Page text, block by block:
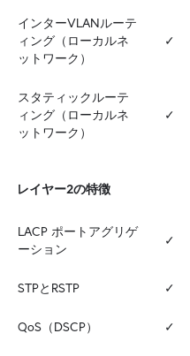
インターVLANルーテ
ィング（ローカルネ
ットワーク）
✓
スタティックルーテ
ィング（ローカルネ
ットワーク）
✓
レイヤー2の特徴
LACP ポートアグリゲ
ーション
✓
STPとRSTP ✓
QoS（DSCP） ✓